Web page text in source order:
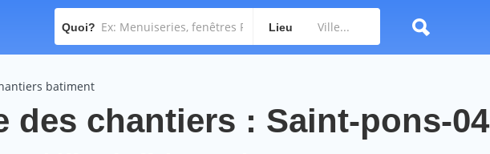
Quoi? Lieu
batiment
des chantiers : Saint-pons-04